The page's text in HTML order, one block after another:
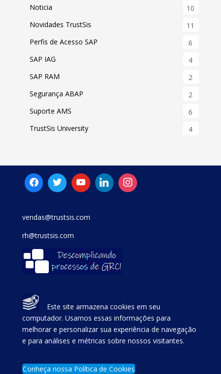
Noticia
10
Novidades TrustSis
11
Perfis de Acesso SAP
6
SAP IAG
4
SAP RAM
2
Segurança ABAP
2
Suporte AMS
6
TrustSis University
4
vendas@trustsis.com
rh@trustsis.com
Este site armazena cookies em seu
computador. Usamos essas informações para
melhorar e personalizar sua experiência de navegação
e para análises e métricas sobre nossos visitantes.
Conheça nossa Política de Cookies